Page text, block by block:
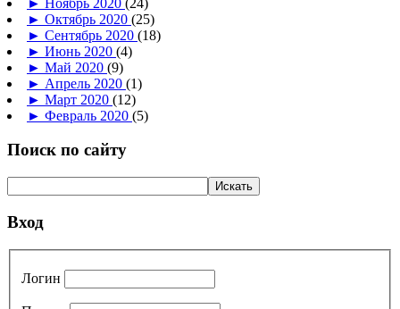
► Октябрь 2020 (25)
► Сентябрь 2020 (18)
► Июнь 2020 (4)
► Май 2020 (9)
► Апрель 2020 (1)
► Март 2020 (12)
► Февраль 2020 (5)
Поиск по сайту
Вход
Логин